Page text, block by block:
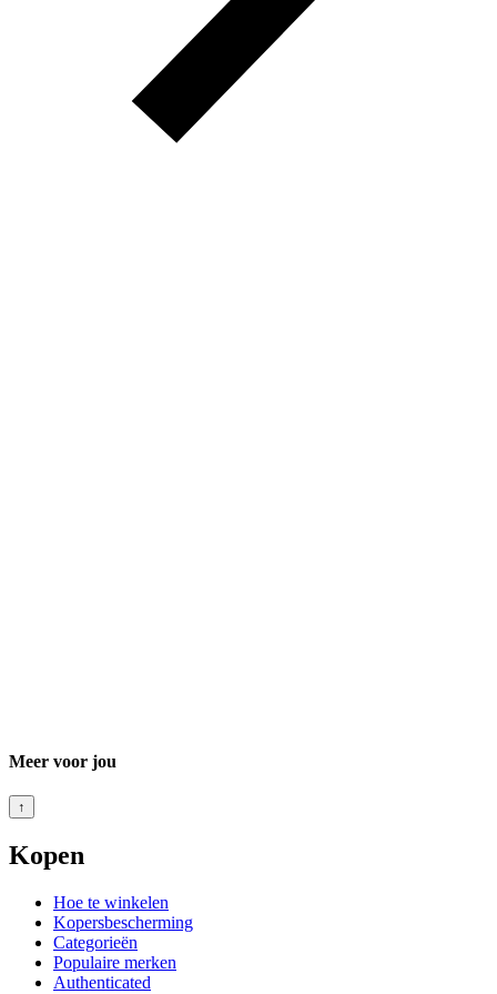
Meer voor jou
↑
Kopen
Hoe te winkelen
Kopersbescherming
Categorieën
Populaire merken
Authenticated